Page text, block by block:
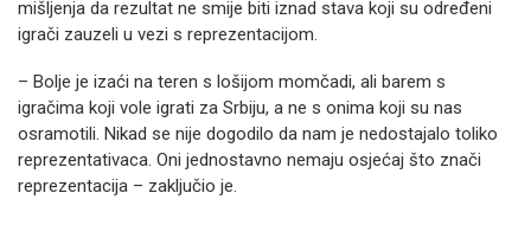
mišljenja da rezultat ne smije biti iznad stava koji su određeni
igrači zauzeli u vezi s reprezentacijom.
– Bolje je izaći na teren s lošijom momčadi, ali barem s
igračima koji vole igrati za Srbiju, a ne s onima koji su nas
osramotili. Nikad se nije dogodilo da nam je nedostajalo toliko
reprezentativaca. Oni jednostavno nemaju osjećaj što znači
reprezentacija – zaključio je.